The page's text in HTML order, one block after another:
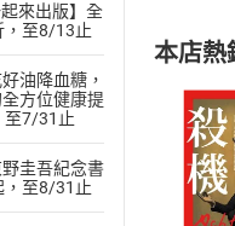
起來出版】全
，至8/13止
油降血糖，
方位健康提
至7/31止
野圭吾紀念書
，至8/31止
(二
且
退
貨
請
購
本店熱